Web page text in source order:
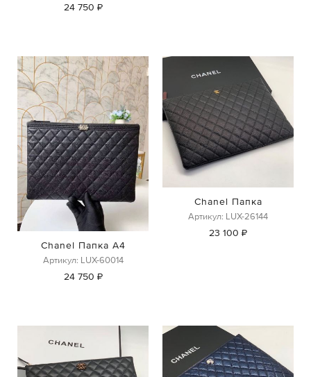
24 750 ₽
Chanel Папка А4
Артикул: LUX-60014
24 750 ₽
Chanel Папка
Артикул: LUX-26144
23 100 ₽